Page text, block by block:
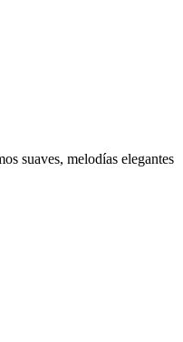
suaves, melodías elegantes